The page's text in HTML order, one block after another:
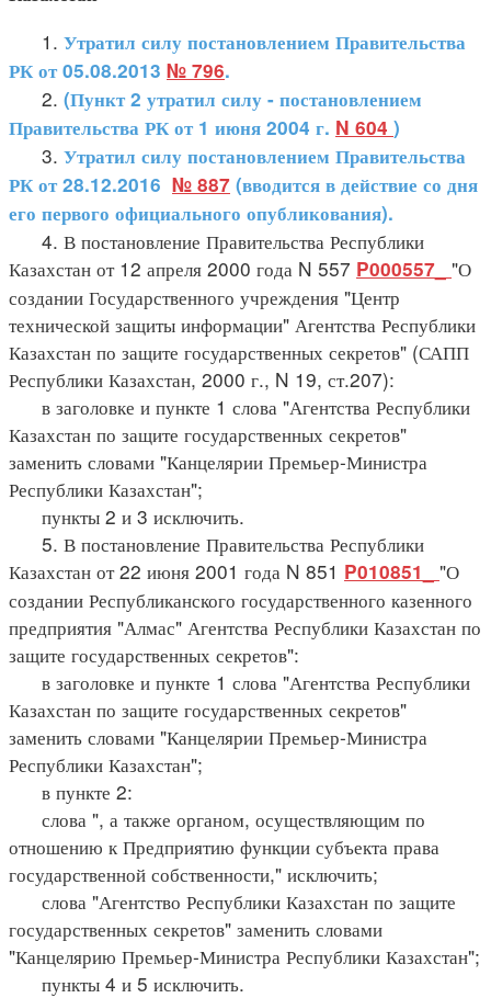
1. Утратил силу постановлением Правительства
РК от 05.08.2013 № 796.
2. (Пункт 2 утратил силу - постановлением
Правительства РК от 1 июня 2004 г. N 604 )
3. Утратил силу постановлением Правительства
РК от 28.12.2016 № 887 (вводится в действие со дня
его первого официального опубликования).
4. В постановление Правительства Республики
Казахстан от 12 апреля 2000 года N 557 P000557_ "О
создании Государственного учреждения "Центр
технической защиты информации" Агентства Республики
Казахстан по защите государственных секретов" (САПП
Республики Казахстан, 2000 г., N 19, ст.207):
в заголовке и пункте 1 слова "Агентства Республики
Казахстан по защите государственных секретов"
заменить словами "Канцелярии Премьер-Министра
Республики Казахстан";
пункты 2 и 3 исключить.
5. В постановление Правительства Республики
Казахстан от 22 июня 2001 года N 851 P010851_ "О
создании Республиканского государственного казенного
предприятия "Алмас" Агентства Республики Казахстан по
защите государственных секретов":
в заголовке и пункте 1 слова "Агентства Республики
Казахстан по защите государственных секретов"
заменить словами "Канцелярии Премьер-Министра
Республики Казахстан";
в пункте 2:
слова ", а также органом, осуществляющим по
отношению к Предприятию функции субъекта права
государственной собственности," исключить;
слова "Агентство Республики Казахстан по защите
государственных секретов" заменить словами
"Канцелярию Премьер-Министра Республики Казахстан";
пункты 4 и 5 исключить.